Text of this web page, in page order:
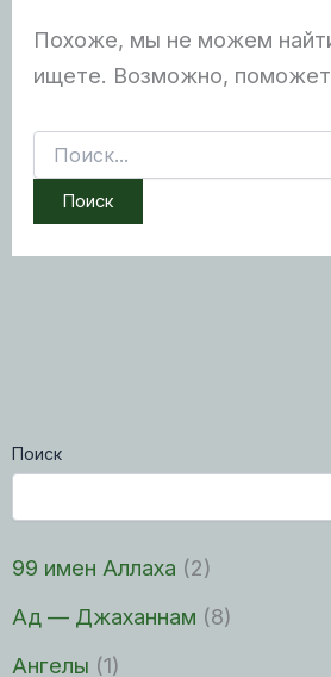
Поиск
99 имен Аллаха (2)
Ад — Джаханнам (8)
Ангелы (1)
Похоже, мы не можем
ищете. Возможно, поможет
Поиск: